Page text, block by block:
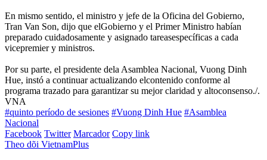
En mismo sentido, el ministro y jefe de la Oficina del Gobierno,
Tran Van Son, dijo que elGobierno y el Primer Ministro habían
preparado cuidadosamente y asignado tareasespecíficas a cada
vicepremier y ministros.
Por su parte, el presidente dela Asamblea Nacional, Vuong Dinh
Hue, instó a continuar actualizando elcontenido conforme al
programa trazado para garantizar su mejor claridad y altoconsenso./.
VNA
#quinto período de sesiones #Vuong Dinh Hue #Asamblea
Nacional
Facebook Twitter Marcador Copy link
Theo dõi VietnamPlus